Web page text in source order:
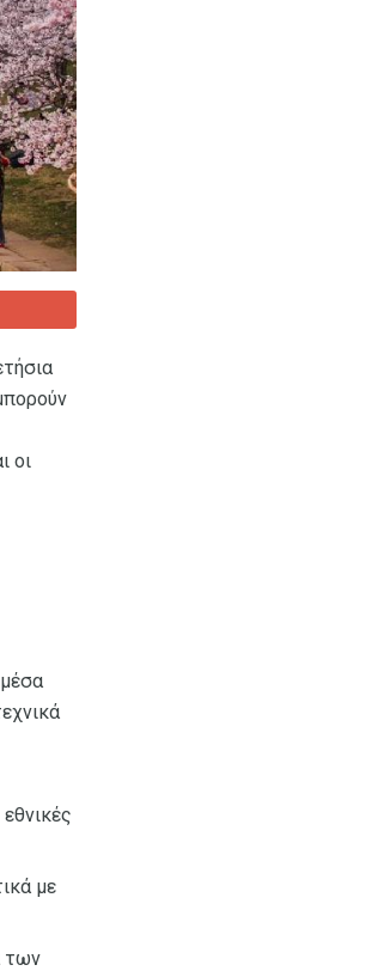
οι
με
των